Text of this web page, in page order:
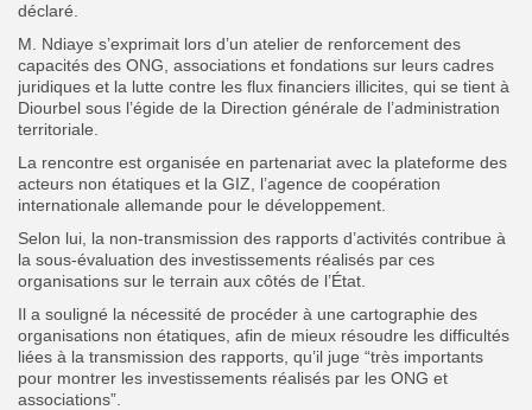
déclaré.
‎M. Ndiaye s’exprimait lors d’un atelier de renforcement des
capacités des ONG, associations et fondations sur leurs cadres
juridiques et la lutte contre les flux financiers illicites, qui se tient à
Diourbel sous l’égide de la Direction générale de l’administration
territoriale.
La rencontre est organisée en partenariat avec la plateforme des
acteurs non étatiques et la GIZ, l’agence de coopération
internationale allemande pour le développement.
‎‎Selon lui, la non-transmission des rapports d’activités contribue à
la sous-évaluation des investissements réalisés par ces
organisations sur le terrain aux côtés de l’État.
‎Il a souligné la nécessité de procéder à une cartographie des
organisations non étatiques, afin de mieux résoudre les difficultés
liées à la transmission des rapports, qu’il juge “très importants
pour montrer les investissements réalisés par les ONG et
associations”.